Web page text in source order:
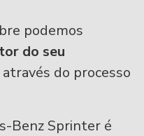
podemos
do seu
através do processo
Benz Sprinter é